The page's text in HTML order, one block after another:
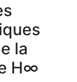
la
H∞